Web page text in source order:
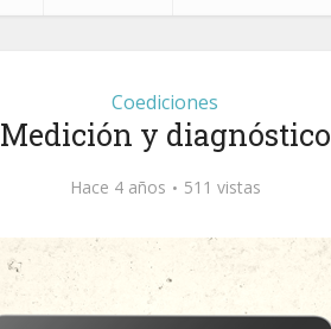
Coediciones
Medición y diagnóstico
Hace 4 años 511 vistas
Interacciones
plantas medicinales y
medicamentos